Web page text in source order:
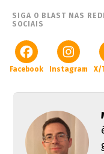
SIGA O BLAST NAS
SOCIAIS
Facebook Instagram X/